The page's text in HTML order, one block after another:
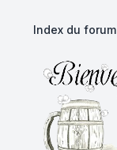
Index du forum